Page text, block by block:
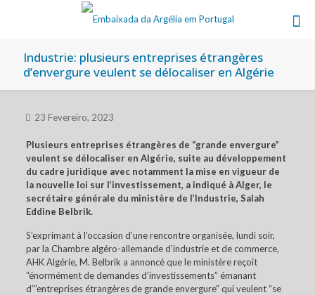
Industrie: plusieurs entreprises étrangères
d’envergure veulent se délocaliser en Algérie
23 Fevereiro, 2023
Plusieurs entreprises étrangères de “grande envergure”
veulent se délocaliser en Algérie, suite au développement
du cadre juridique avec notamment la mise en vigueur de
la nouvelle loi sur l’investissement, a indiqué à Alger, le
secrétaire générale du ministère de l’Industrie, Salah
Eddine Belbrik.
S’exprimant à l’occasion d’une rencontre organisée, lundi soir,
par la Chambre algéro-allemande d’industrie et de commerce,
AHK Algérie, M. Belbrik a annoncé que le ministère reçoit
“énormément de demandes d’investissements” émanant
d’”entreprises étrangères de grande envergure” qui veulent “se